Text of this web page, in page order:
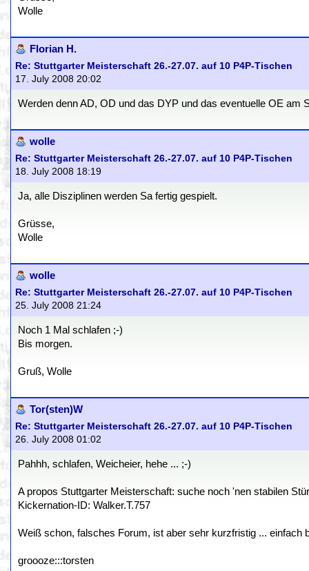
Wolle
Florian H.
Re: Stuttgarter Meisterschaft 26.-27.07. auf 10 P4P-Tischen
17. July 2008 20:02
Werden denn AD, OD und das DYP und das eventuelle OE am
wolle
Re: Stuttgarter Meisterschaft 26.-27.07. auf 10 P4P-Tischen
18. July 2008 18:19
Ja, alle Disziplinen werden Sa fertig gespielt.
Grüsse,
Wolle
wolle
Re: Stuttgarter Meisterschaft 26.-27.07. auf 10 P4P-Tischen
25. July 2008 21:24
Noch 1 Mal schlafen ;-)
Bis morgen.
Gruß, Wolle
Tor(sten)W
Re: Stuttgarter Meisterschaft 26.-27.07. auf 10 P4P-Tischen
26. July 2008 01:02
Pahhh, schlafen, Weicheier, hehe ... ;-)
A propos Stuttgarter Meisterschaft: suche noch 'nen stabilen
Kickernation-ID: Walker.T.757
Weiß schon, falsches Forum, ist aber sehr kurzfristig ... einfach
groooze:::torsten